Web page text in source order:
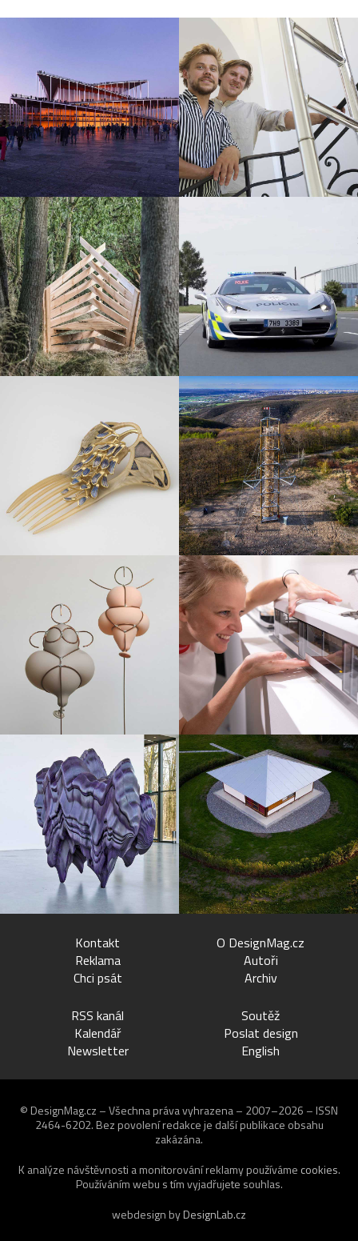
Kontakt
Reklama
Chci psát
O DesignMag.cz
Autoři
Archiv
RSS kanál
Kalendář
Newsletter
Soutěž
Poslat design
English
© DesignMag.cz – Všechna práva vyhrazena – 2007–2026 – ISSN
2464-6202. Bez povolení redakce je další publikace obsahu
zakázána.
K analýze návštěvnosti a monitorování reklamy používáme cookies.
Používáním webu s tím vyjadřujete souhlas.
webdesign byDesignLab.cz